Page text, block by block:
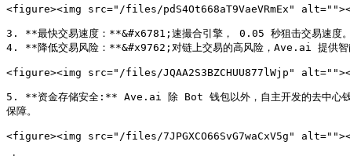
<figure><img src="/files/pdS4Ot668aT9VaeVRmEx"
3. **最快交易速度：**&#x6781;速撮合引擎， 0.05 秒狙击交易速度。
4. **降低交易风险：**&#x9762;对链上交易的高风险，Ave.ai 提供智
<figure><img src="/files/JQAA2S3BZCHUU877lWjp"
5. **资金存储安全:** Ave.ai 除 Bot 钱包以外，自主开发的去中心钱包
保障。
<figure><img src="/files/7JPGXCO66SvG7waCxV5g"